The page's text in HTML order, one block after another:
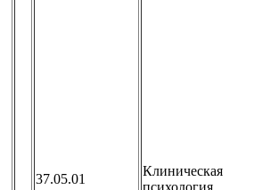
37.05.01
Клиническая
психология